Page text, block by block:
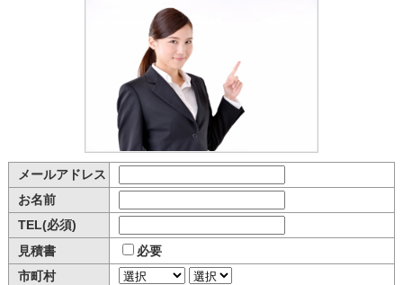
メールアドレス
お名前
TEL(必須)
見積書
必要
市町村